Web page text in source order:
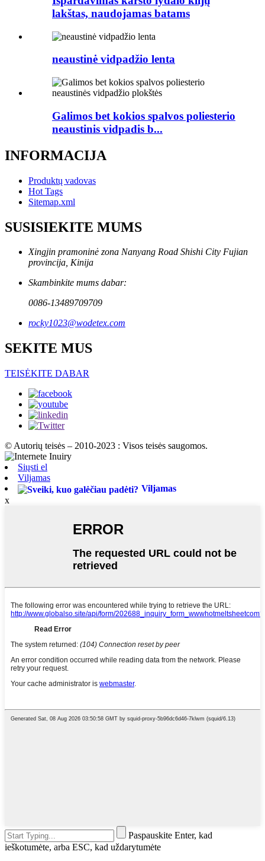
lakštas, naudojamas batams
neaustinė vidpadžio lenta
Galimos bet kokios spalvos poliesterio
neaustinis vidpadis b...
INFORMACIJA
Produktų vadovas
Hot Tags
Sitemap.xml
SUSISIEKITE MUMS
Xingjin pramoninė zona Nanyang Road Shishi City Fujian
provincija, Kinija
Skambinkite mums dabar:
0086-13489709709
rocky1023@wodetex.com
SEKITE MUS
TEISĖKITE DABAR
© Autorių teisės – 2010-2023 : Visos teisės saugomos.
Siųsti el
Viljamas
Viljamas
x
Paspauskite Enter, kad
ieškotumėte, arba ESC, kad uždarytumėte